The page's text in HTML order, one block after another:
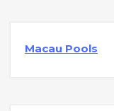
Macau Pools